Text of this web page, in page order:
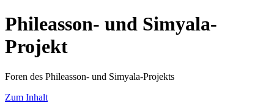
Phileasson- und Simyala-
Projekt
Foren des Phileasson- und Simyala-Projekts
Zum Inhalt